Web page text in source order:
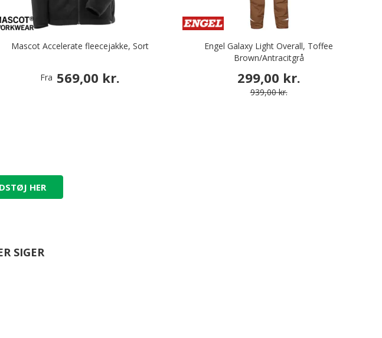
Mascot Accelerate fleecejakke, Sort
Fra 569,00 kr.
Engel Galaxy Light Overall, Toffee
Brown/Antracitgrå
299,00 kr.
939,00 kr.
HER
SIGER